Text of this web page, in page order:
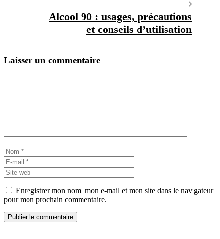
Alcool 90 : usages, précautions
et conseils d’utilisation
Laisser un commentaire
Nom
mail
web
Enregistrer mon nom, mon e-mail et mon site dans le navigateur
pour mon prochain commentaire.